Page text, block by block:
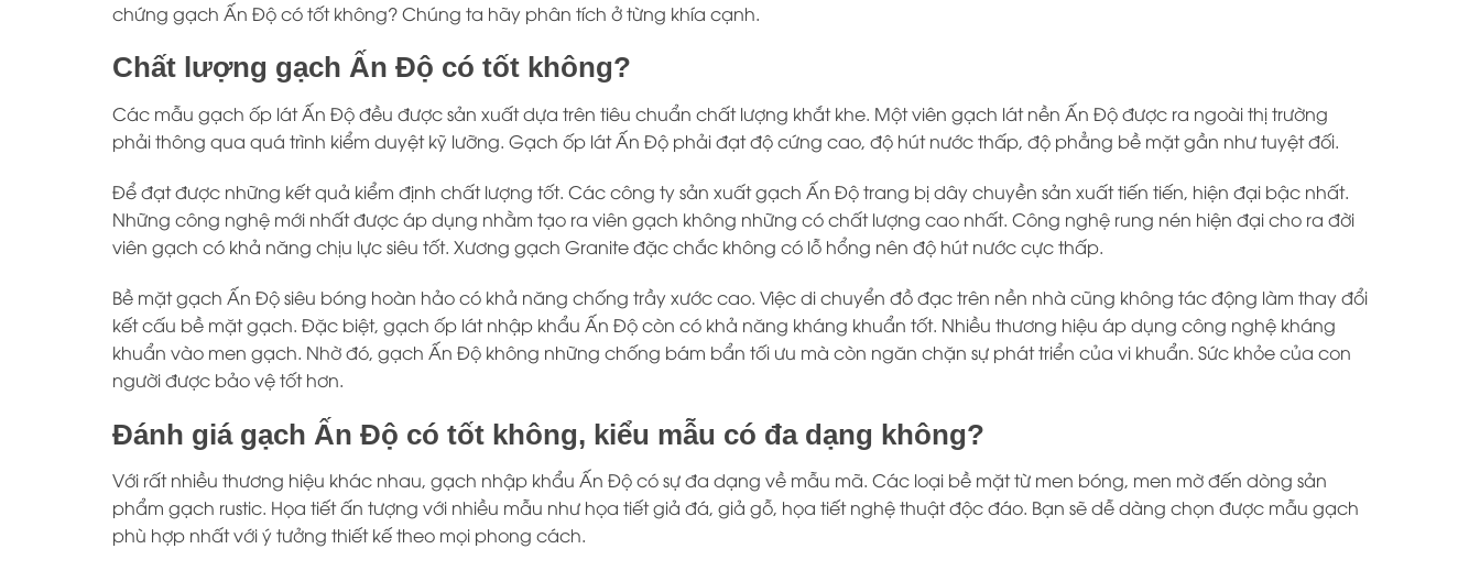
chứng gạch Ấn Độ có tốt không? Chúng ta hãy phân tích ở từng khía cạnh.
Chất lượng gạch Ấn Độ có tốt không?
Các mẫu gạch ốp lát Ấn Độ đều được sản xuất dựa trên tiêu chuẩn chất lượng khắt khe. Một viên gạch lát nền Ấn Độ được ra ngoài thị trường
phải thông qua quá trình kiểm duyệt kỹ lưỡng. Gạch ốp lát Ấn Độ phải đạt độ cứng cao, độ hút nước thấp, độ phẳng bề mặt gần như tuyệt đối.
Để đạt được những kết quả kiểm định chất lượng tốt. Các công ty sản xuất gạch Ấn Độ trang bị dây chuyền sản xuất tiến tiến, hiện đại bậc nhất.
Những công nghệ mới nhất được áp dụng nhằm tạo ra viên gạch không những có chất lượng cao nhất. Công nghệ rung nén hiện đại cho ra đời
viên gạch có khả năng chịu lực siêu tốt. Xương gạch Granite đặc chắc không có lỗ hổng nên độ hút nước cực thấp.
Bề mặt gạch Ấn Độ siêu bóng hoàn hảo có khả năng chống trầy xước cao. Việc di chuyển đồ đạc trên nền nhà cũng không tác động làm thay đổi
kết cấu bề mặt gạch. Đặc biệt, gạch ốp lát nhập khẩu Ấn Độ còn có khả năng kháng khuẩn tốt. Nhiều thương hiệu áp dụng công nghệ kháng
khuẩn vào men gạch. Nhờ đó, gạch Ấn Độ không những chống bám bẩn tối ưu mà còn ngăn chặn sự phát triển của vi khuẩn. Sức khỏe của con
người được bảo vệ tốt hơn.
Đánh giá gạch Ấn Độ có tốt không, kiểu mẫu có đa dạng không?
Với rất nhiều thương hiệu khác nhau, gạch nhập khẩu Ấn Độ có sự đa dạng về mẫu mã. Các loại bề mặt từ men bóng, men mờ đến dòng sản
phẩm gạch rustic. Họa tiết ấn tượng với nhiều mẫu như họa tiết giả đá, giả gỗ, họa tiết nghệ thuật độc đáo. Bạn sẽ dễ dàng chọn được mẫu gạch
phù hợp nhất với ý tưởng thiết kế theo mọi phong cách.